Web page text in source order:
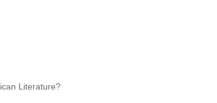
Literature?